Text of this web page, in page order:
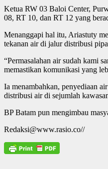
Ketua RW 03 Baloi Center,
08, RT 10, dan RT 12 yang
Menanggapi hal itu, Ariastuty
tekanan air di jalur distribusi
“Permasalahan air sudah kami
memastikan komunikasi yang
Ia menambahkan, penyediaan
distribusi air di sejumlah
BP Batam pun mengimbau
Redaksi@www.rasio.co//